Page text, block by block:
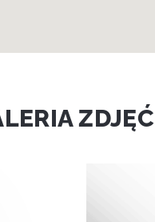
ZDJĘĆ